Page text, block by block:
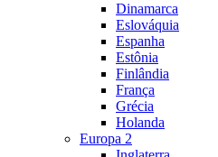
Dinamarca
Eslováquia
Espanha
Estônia
Finlândia
França
Grécia
Holanda
Europa 2